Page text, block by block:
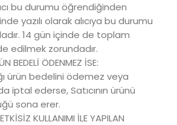
bu durumu öğrendiğinden
yazılı olarak alıcıya bu durumu
14 gün içinde de toplam
edilmek zorundadır.
BEDELİ ÖDENMEZ İSE:
ürün bedelini ödemez veya
iptal ederse, Satıcının ürünü
sona erer.
KULLANIMI İLE YAPILAN